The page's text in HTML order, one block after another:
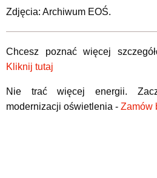
Zdjęcia: Archiwum EOŚ.
Chcesz poznać więcej
Kliknij tutaj
Nie trać więcej energii.
modernizacji oświetlenia - Zamów